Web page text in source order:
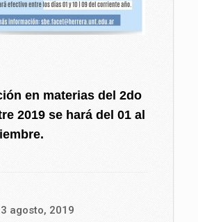
en materias del 2do
2019 se hará del 01 al
agosto, 2019